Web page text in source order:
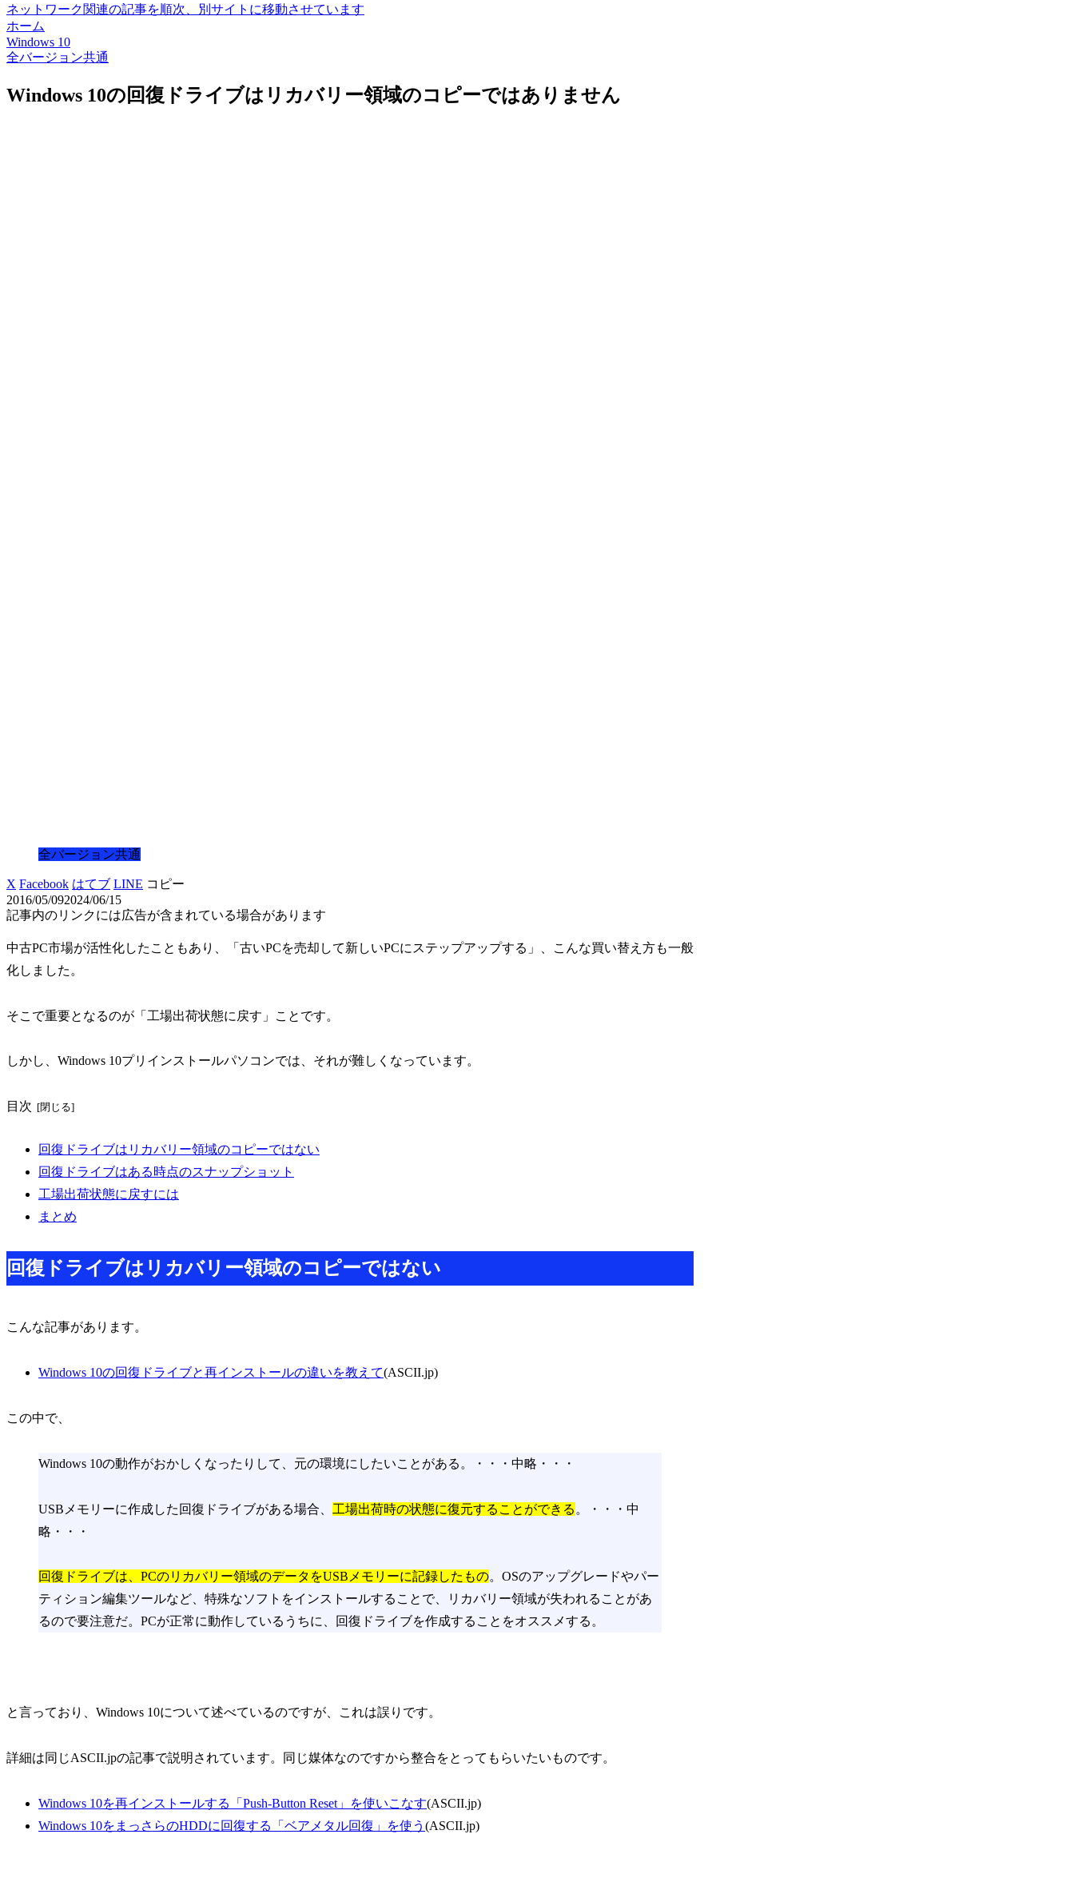
ネットワーク関連の記事を順次、別サイトに移動させています
ホーム
Windows 10
全バージョン共通
Windows 10の回復ドライブはリカバリー領域のコピーではありません
全バージョン共通
X Facebook はてブ LINE コピー
2016/05/092024/06/15
記事内のリンクには広告が含まれている場合があります
中古PC市場が活性化したこともあり、「古いPCを売却して新しいPCにステップアップする」、こんな買い替え方も一般
化しました。
そこで重要となるのが「工場出荷状態に戻す」ことです。
しかし、Windows 10プリインストールパソコンでは、それが難しくなっています。
目次
回復ドライブはリカバリー領域のコピーではない
回復ドライブはある時点のスナップショット
工場出荷状態に戻すには
まとめ
回復ドライブはリカバリー領域のコピーではない
こんな記事があります。
Windows 10の回復ドライブと再インストールの違いを教えて(ASCII.jp)
この中で、
Windows 10の動作がおかしくなったりして、元の環境にしたいことがある。・・・中略・・・
USBメモリーに作成した回復ドライブがある場合、 工場出荷時の状態に復元することができる 。・・・中
略・・・
回復ドライブは、PCのリカバリー領域のデータをUSBメモリーに記録したもの。OSのアップグレードやパー
ティション編集ツールなど、特殊なソフトをインストールすることで、リカバリー領域が失われることがあ
るので要注意だ。PCが正常に動作しているうちに、回復ドライブを作成することをオススメする。
と言っており、Windows 10について述べているのですが、これは誤りです。
詳細は同じASCII.jpの記事で説明されています。同じ媒体なのですから整合をとってもらいたいものです。
Windows 10を再インストールする「Push-Button Reset」を使いこなす(ASCII.jp)
Windows 10をまっさらのHDDに回復する「ベアメタル回復」を使う (ASCII.jp)